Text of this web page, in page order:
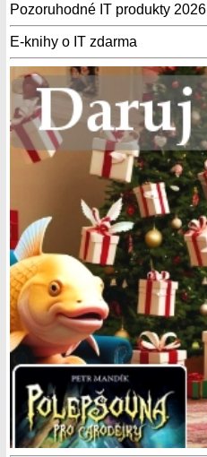
Pozoruhodné IT produkty 2026
E-knihy o IT zdarma